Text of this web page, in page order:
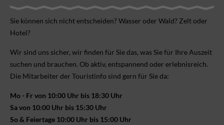
Sie können sich nicht ent­scheiden? Wasser oder Wald? Zelt oder
Hotel?
Wir sind uns sicher, wir finden für Sie das, was Sie für Ihre Aus­zeit
suchen und brauchen. Ob aktiv, ent­spannend oder erlebnis­reich.
Die Mitarbeiter der Touristinfo sind gern für Sie da:
Mo - Fr von 10:00 Uhr bis 18:30 Uhr
Sa von 10:00 Uhr bis 15:30 Uhr
So & Feiertage 10:00 Uhr bis 15:00 Uhr